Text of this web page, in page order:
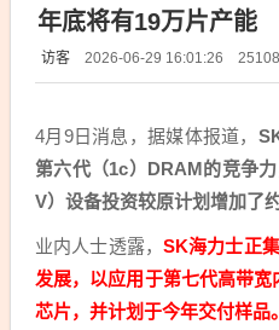
年底将有19万片产能
访客 2026-06-29 16:01:26 25108
4月9日消息，据媒体报道，
第六代（1c）DRAM的竞争
V）设备投资较原计划增加了约
业内人士透露， SK海力士正
发展，以应用于第七代高带
芯片，并计划于今年交付样品。